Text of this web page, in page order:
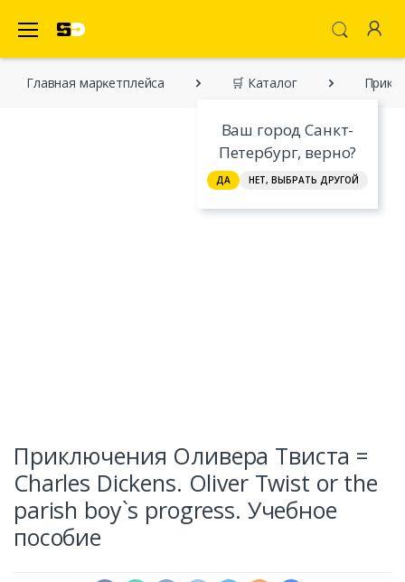
Ваш город Санкт-
Петербург, верно?
ДА НЕТ, ВЫБРАТЬ ДРУГОЙ
Главная марĸетплейса 🛒 Каталог
Приключения Оливера Твиста =
Charles Dickens. Oliver Twist or the
parish boy`s progress. Учебное
пособие